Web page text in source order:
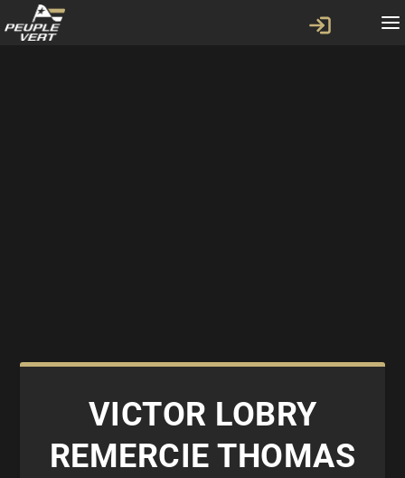
VICTOR LOBRY
REMERCIE THOMAS